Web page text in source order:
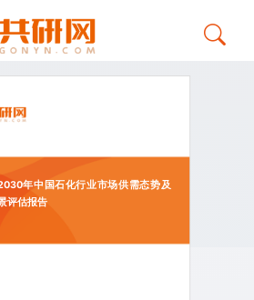
年中国石化行业市场供需态势及
评估报告